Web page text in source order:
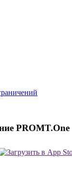
PROMT.One